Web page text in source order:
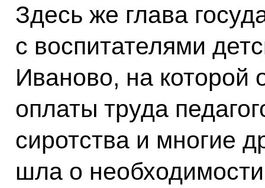
Здесь же глава
с воспитателями
Иваново, на которой
оплаты труда
сиротства и многие
шла о